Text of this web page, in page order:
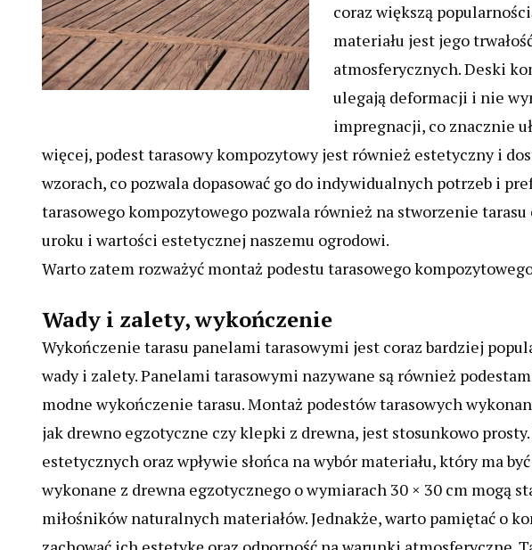
coraz większą
materiału jest jego
atmosferycznych. Deski
ulegają deformacji i nie
impregnacji, co znacznie
więcej, podest tarasowy kompozytowy jest również estetyczny i
wzorach, co pozwala dopasować go do indywidualnych potrzeb i
tarasowego kompozytowego pozwala również na stworzenie
uroku i wartości estetycznej naszemu ogrodowi.
Warto zatem rozważyć montaż podestu tarasowego
Wady i zalety, wykończenie
Wykończenie tarasu panelami tarasowymi jest coraz bardziej
wady i zalety. Panelami tarasowymi nazywane są również
modne wykończenie tarasu. Montaż podestów tarasowych
jak drewno egzotyczne czy klepki z drewna, jest stosunkowo
estetycznych oraz wpływie słońca na wybór materiału, który ma
wykonane z drewna egzotycznego o wymiarach 30 × 30 cm mogą
miłośników naturalnych materiałów. Jednakże, warto pamiętać o